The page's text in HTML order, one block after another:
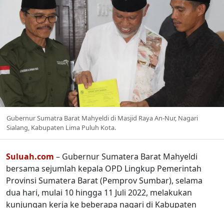
Gubernur Sumatra Barat Mahyeldi di Masjid Raya An-Nur, Nagari
Sialang, Kabupaten Lima Puluh Kota.
Suluah.com – Gubernur Sumatera Barat Mahyeldi
bersama sejumlah kepala OPD Lingkup Pemerintah
Provinsi Sumatera Barat (Pemprov Sumbar), selama
dua hari, mulai 10 hingga 11 Juli 2022, melakukan
kunjungan kerja ke beberapa nagari di Kabupaten